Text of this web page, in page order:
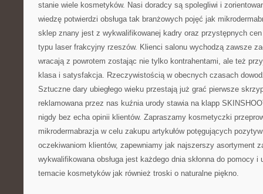
stanie wiele kosmetyków. Nasi doradcy są spolegliwi i
wiedzę potwierdzi obsługa tak branżowych pojęć jak
sklep znany jest z wykwalifikowanej kadry oraz przystępnych
typu laser frakcyjny rzeszów. Klienci salonu wychodzą zawsze
wracają z powrotem zostając nie tylko kontrahentami, ale też
klasa i satysfakcja. Rzeczywistością w obecnych czasach
Sztuczne dary ubiegłego wieku przestają już grać pierwsze
reklamowana przez nas kuźnia urody stawia na klapp
nigdy bez echa opinii klientów. Zapraszamy kosmetyczki
mikrodermabrazja w celu zakupu artykułów potęgujących
oczekiwaniom klientów, zapewniamy jak najszerszy asortyment
wykwalifikowana obsługa jest każdego dnia skłonna do pomocy i
temacie kosmetyków jak również troski o naturalne piękno.